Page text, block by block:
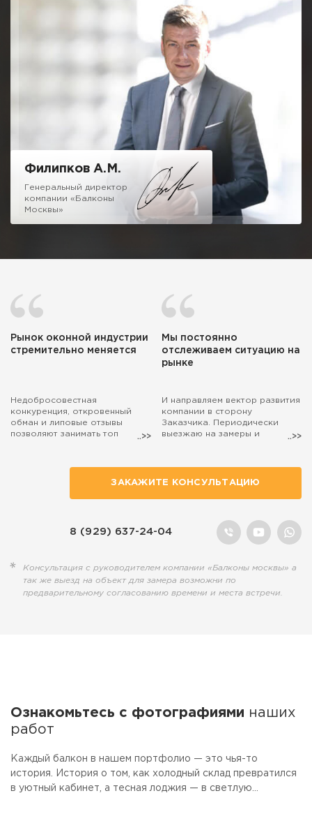
благоустройства балконов и лоджий.
Мне не очень хочется писать про низкие цены, 50% скидки и
10 летнюю гарантию, как это требуют от меня маркетологи,
отмечу одно, мне не стыдно за качество нашей работы.
Можете вызвать десяток компаний сравнивая наш подход и
ценовую политику и убедитесь, что с нами можно и нужно
Надеюсь на честное и взаимовыгодное сотрудничество!
Филипков А.М.
Генеральный директор
компании «Балконы
Москвы»
Рынок оконной индустрии
стремительно меняется
Недобросовестная
конкуренция, откровенный
обман и липовые отзывы
позволяют занимать топ
действительно занятые
полезным делом, остаются на
Мы постоянно
отслеживаем ситуацию на
рынке
И направляем вектор развития
компании в сторону
Заказчика. Периодически
выезжаю на замеры и
балкона выехал лично я, то
просто попросите об этом
ЗАКАЖИТЕ КОНСУЛЬТАЦИЮ
8 (929) 637-24-04
Консультация с руководителем компании «Балконы москвы» а
так же выезд на объект для замера возможни по
предварительному согласованию времени и места встречи.
Ознакомьтесь с фотографиями наших
работ
Каждый балкон в нашем портфолио — это чья-то
история. История о том, как холодный склад превратился
в уютный кабинет, а тесная лоджия — в светлую